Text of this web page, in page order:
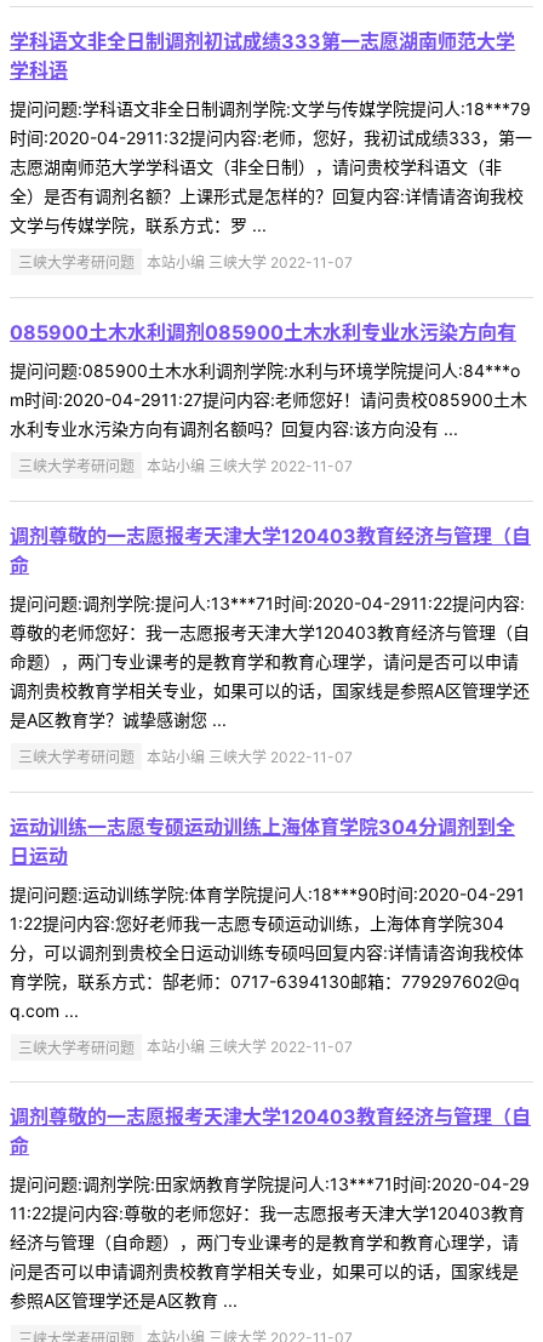
学科语文非全日制调剂初试成绩333第一志愿湖南师范大学
学科语
提问问题:学科语文非全日制调剂学院:文学与传媒学院提问人:18***79
时间:2020-04-2911:32提问内容:老师，您好，我初试成绩333，第一
志愿湖南师范大学学科语文（非全日制），请问贵校学科语文（非
全）是否有调剂名额？上课形式是怎样的？回复内容:详情请咨询我校
文学与传媒学院，联系方式：罗 ...
三峡大学考研问题 本站小编 三峡大学 2022-11-07
085900土木水利调剂085900土木水利专业水污染方向有
提问问题:085900土木水利调剂学院:水利与环境学院提问人:84***o
m时间:2020-04-2911:27提问内容:老师您好！请问贵校085900土木
水利专业水污染方向有调剂名额吗？回复内容:该方向没有 ...
三峡大学考研问题 本站小编 三峡大学 2022-11-07
调剂尊敬的一志愿报考天津大学120403教育经济与管理（自
命
提问问题:调剂学院:提问人:13***71时间:2020-04-2911:22提问内容:
尊敬的老师您好：我一志愿报考天津大学120403教育经济与管理（自
命题），两门专业课考的是教育学和教育心理学，请问是否可以申请
调剂贵校教育学相关专业，如果可以的话，国家线是参照A区管理学还
是A区教育学？诚挚感谢您 ...
三峡大学考研问题 本站小编 三峡大学 2022-11-07
运动训练一志愿专硕运动训练上海体育学院304分调剂到全
日运动
提问问题:运动训练学院:体育学院提问人:18***90时间:2020-04-291
1:22提问内容:您好老师我一志愿专硕运动训练，上海体育学院304
分，可以调剂到贵校全日运动训练专硕吗回复内容:详情请咨询我校体
育学院，联系方式：郜老师：0717-6394130邮箱：779297602@q
q.com ...
三峡大学考研问题 本站小编 三峡大学 2022-11-07
调剂尊敬的一志愿报考天津大学120403教育经济与管理（自
命
提问问题:调剂学院:田家炳教育学院提问人:13***71时间:2020-04-29
11:22提问内容:尊敬的老师您好：我一志愿报考天津大学120403教育
经济与管理（自命题），两门专业课考的是教育学和教育心理学，请
问是否可以申请调剂贵校教育学相关专业，如果可以的话，国家线是
参照A区管理学还是A区教育 ...
三峡大学考研问题 本站小编 三峡大学 2022-11-07